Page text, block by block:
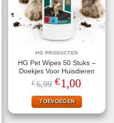
HG PRODUCTEN
HG Pet Wipes 50 Stuks –
Doekjes Voor Huisdieren
€6,99 Oorspronkelijke
prijs
was:
€6,99.
€1,00
is:
€1,00.
TOEVOEGEN